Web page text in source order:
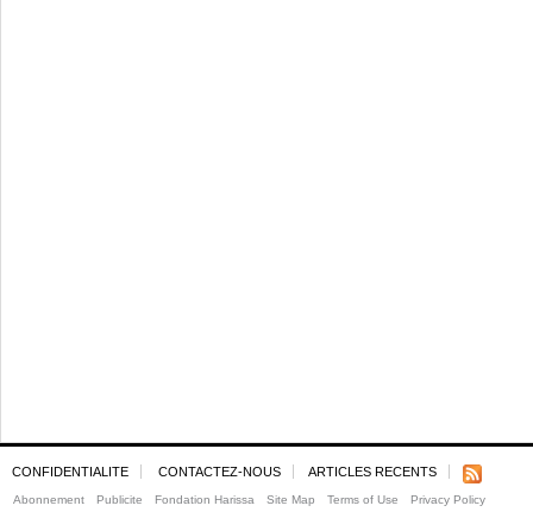
CONFIDENTIALITE CONTACTEZ-NOUS ARTICLES RECENTS
Abonnement Publicite Fondation Harissa Site Map Terms of Use Privacy Policy